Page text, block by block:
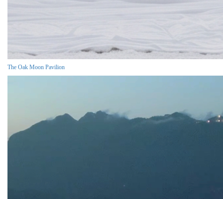
The Oak Moon Pavilion